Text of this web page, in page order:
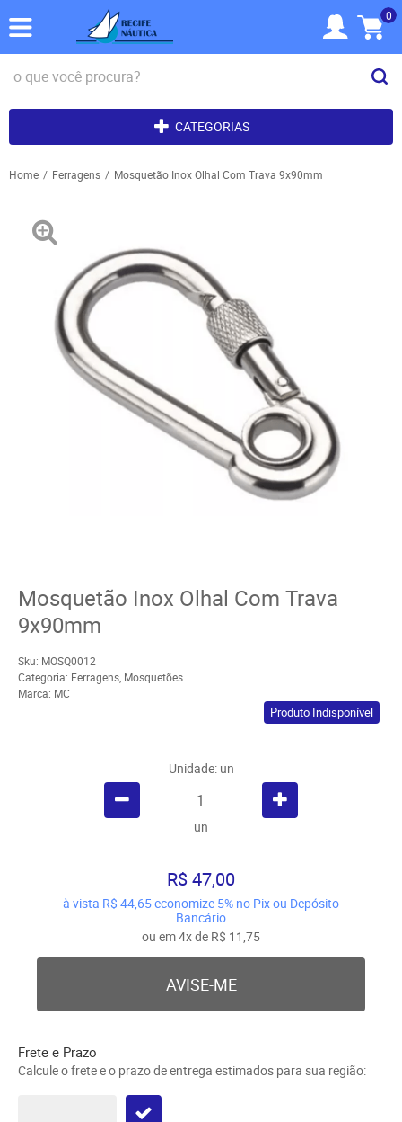
0
CATEGORIAS
Home Ferragens Mosquetão Inox Olhal Com Trava 9x90mm
Mosquetão Inox Olhal Com Trava
9x90mm
Sku: MOSQ0012
Categoria: Ferragens, Mosquetões
Marca: MC
Produto Indisponível
Unidade: un
un
R$ 47,00
à vista R$ 44,65economize 5% no Pix ou Depósito
Bancário
ou em4xde R$ 11,75
AVISE-ME
Frete e Prazo
Calcule o frete e o prazo de entrega estimados para sua região: